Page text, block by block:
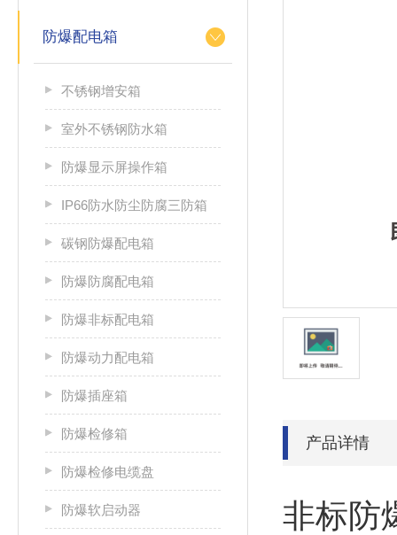
防爆配电箱
不锈钢增安箱
室外不锈钢防水箱
防爆显示屏操作箱
IP66防水防尘防腐三防箱
碳钢防爆配电箱
防爆防腐配电箱
防爆非标配电箱
防爆动力配电箱
防爆插座箱
防爆检修箱
防爆检修电缆盘
防爆软启动器
产品详情
非标防